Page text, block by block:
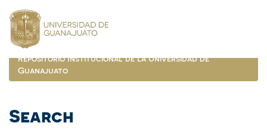
navigation
Repositorio Institucional de la Universidad de
Guanajuato
Search